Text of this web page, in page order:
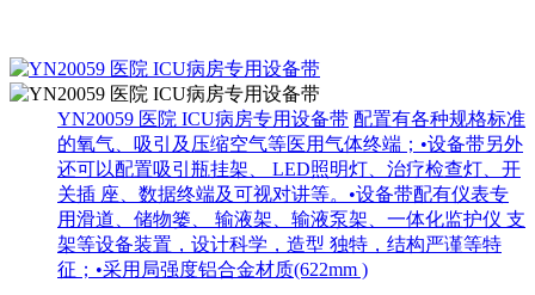
YN20059 医院 ICU病房专用设备带 配置有各种规格标准
的氧气、吸引及压缩空气等医用气体终端；•设备带另外
还可以配置吸引瓶挂架、 LED照明灯、治疗检查灯、开
关插 座、数据终端及可视对讲等。•设备带配有仪表专
用滑道、储物篓、 输液架、输液泵架、一体化监护仪 支
架等设备装置，设计科学，造型 独特，结构严谨等特
征；•采用局强度铝合金材质(622mm )